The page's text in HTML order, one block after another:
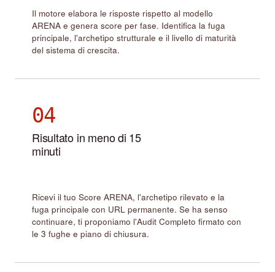
Il motore elabora le risposte rispetto al modello
ARENA e genera score per fase. Identifica la fuga
principale, l'archetipo strutturale e il livello di maturità
del sistema di crescita.
04
Risultato in meno di 15
minuti
Ricevi il tuo Score ARENA, l'archetipo rilevato e la
fuga principale con URL permanente. Se ha senso
continuare, ti proponiamo l'Audit Completo firmato con
le 3 fughe e piano di chiusura.